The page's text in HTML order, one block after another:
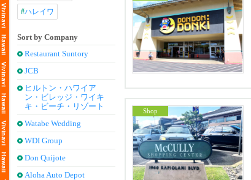
#ハレイワ
Sort by Company
Restaurant Suntory
JCB
ヒルトン・ハワイア
ン・ビレッジ・ワイキ
キ・ビーチ・リゾート
Watabe Wedding
WDI Group
Don Quijote
Aloha Auto Depot
Shop